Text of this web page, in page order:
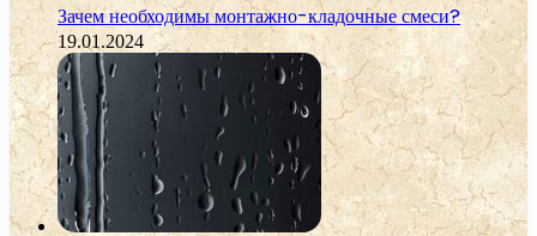
Зачем необходимы монтажно-кладочные смеси?
19.01.2024